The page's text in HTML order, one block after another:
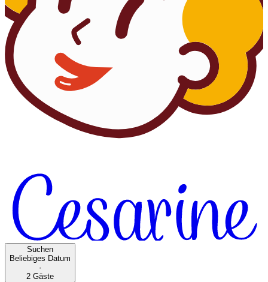
Suchen
Beliebiges Datum
·
2 Gäste